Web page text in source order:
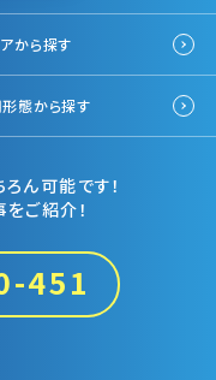
から探す
態から探す
ん可能です！
ご紹介！
451